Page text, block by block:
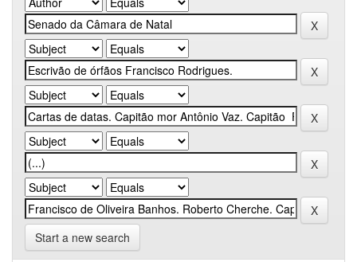
Start a new search